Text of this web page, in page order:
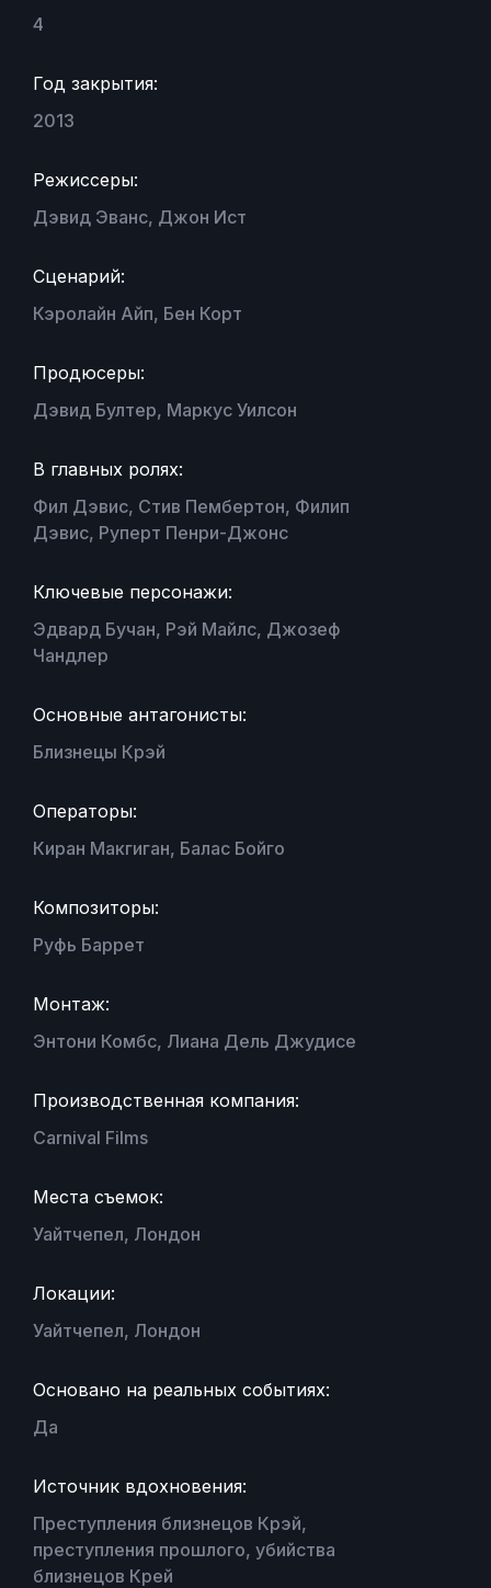
4
Год закрытия:
2013
Режиссеры:
Дэвид Эванс, Джон Ист
Сценарий:
Кэролайн Айп, Бен Корт
Продюсеры:
Дэвид Бултер, Маркус Уилсон
В главных ролях:
Фил Дэвис, Стив Пембертон, Филип
Дэвис, Руперт Пенри-Джонс
Ключевые персонажи:
Эдвард Бучан, Рэй Майлс, Джозеф
Чандлер
Основные антагонисты:
Близнецы Крэй
Операторы:
Киран Макгиган, Балас Бойго
Композиторы:
Руфь Баррет
Монтаж:
Энтони Комбс, Лиана Дель Джудисе
Производственная компания:
Carnival Films
Места съемок:
Уайтчепел, Лондон
Локации:
Уайтчепел, Лондон
Основано на реальных событиях:
Да
Источник вдохновения:
Преступления близнецов Крэй,
преступления прошлого, убийства
близнецов Крей